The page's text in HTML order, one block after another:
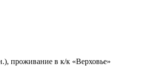
проживание в к/к «Верховье»